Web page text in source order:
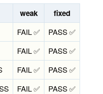
weak fixed
FAIL ✅
PASS ✅
FAIL ✅
PASS ✅
FAIL ✅
PASS ✅
FAIL ✅
PASS ✅